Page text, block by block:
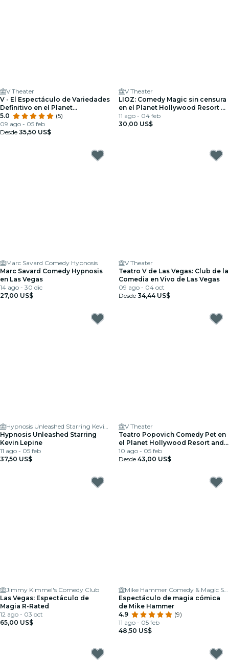
V Theater
V - El Espectáculo de Variedades
Definitivo en el Planet
Hollywood Resort and Casino
5.0
(5)
09 ago - 05 feb
Desde 35,50 US$
V Theater
LIOZ: Comedy Magic sin censura
en el Planet Hollywood Resort &
Casino
11 ago - 04 feb
30,00 US$
Marc Savard Comedy Hypnosis
Marc Savard Comedy Hypnosis
en Las Vegas
14 ago - 30 dic
27,00 US$
V Theater
Teatro V de Las Vegas: Club de la
Comedia en Vivo de Las Vegas
09 ago - 04 oct
Desde 34,44 US$
Hypnosis Unleashed Starring Kevin Lepine
Hypnosis Unleashed Starring
Kevin Lepine
11 ago - 05 feb
37,50 US$
V Theater
Teatro Popovich Comedy Pet en
el Planet Hollywood Resort and
Casino
10 ago - 05 feb
Desde 43,00 US$
Jimmy Kimmel's Comedy Club
Las Vegas: Espectáculo de
Magia R-Rated
12 ago - 03 oct
65,00 US$
Mike Hammer Comedy & Magic Show Las Vegas
Espectáculo de magia cómica
de Mike Hammer
4.9
(9)
11 ago - 05 feb
48,50 US$